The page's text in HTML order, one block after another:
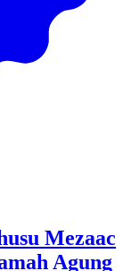
Mezaac
Agung